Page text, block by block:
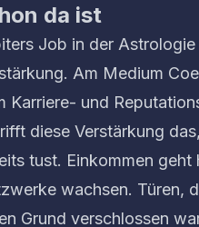
da ist
Job in der Astrologie
Am Medium
Karriere- und
diese Verstärkung
tust. Einkommen geht
wachsen. Türen,
Grund verschlossen